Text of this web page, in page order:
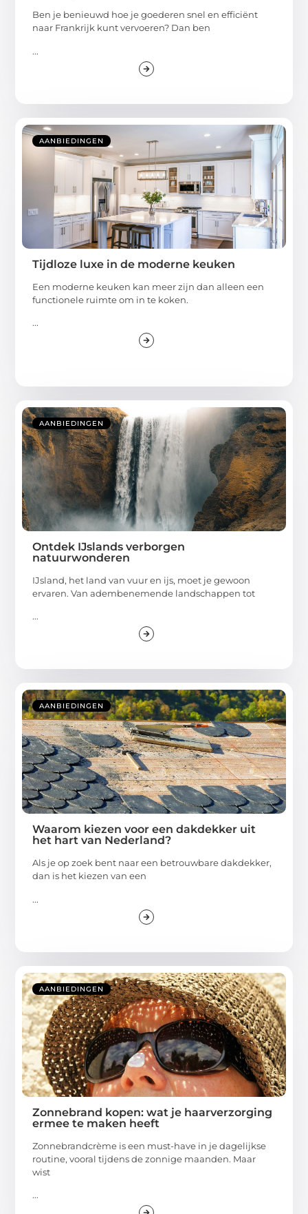
Ben je benieuwd hoe je goederen snel en efficiënt
naar Frankrijk kunt vervoeren? Dan ben
...
AANBIEDINGEN
Tijdloze luxe in de moderne keuken
Een moderne keuken kan meer zijn dan alleen een
functionele ruimte om in te koken.
...
AANBIEDINGEN
Ontdek IJslands verborgen
natuurwonderen
IJsland, het land van vuur en ijs, moet je gewoon
ervaren. Van adembenemende landschappen tot
...
AANBIEDINGEN
Waarom kiezen voor een dakdekker uit
het hart van Nederland?
Als je op zoek bent naar een betrouwbare dakdekker,
dan is het kiezen van een
...
AANBIEDINGEN
Zonnebrand kopen: wat je haarverzorging
ermee te maken heeft
Zonnebrandcrème is een must-have in je dagelijkse
routine, vooral tijdens de zonnige maanden. Maar
wist
...